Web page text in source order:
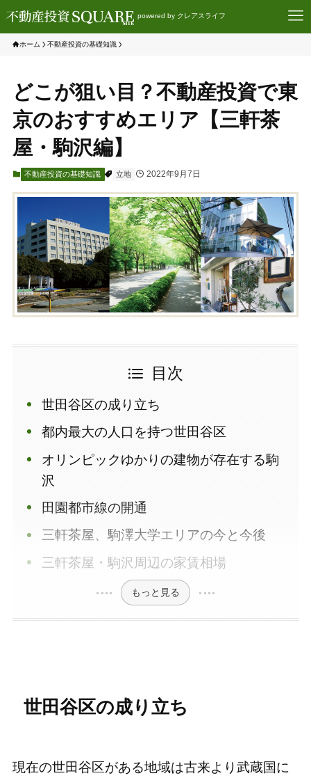
powered by クレアスライフ
ホーム 不動産投資の基礎知識
どこが狙い目？不動産投資で東
京のおすすめエリア【三軒茶
屋・駒沢編】
不動産投資の基礎知識 立地 2022年9月7日
目次
世田谷区の成り立ち
都内最大の人口を持つ世田谷区
オリンピックゆかりの建物が存在する駒
沢
田園都市線の開通
三軒茶屋、駒澤大学エリアの今と今後
三軒茶屋・駒沢周辺の家賃相場
もっと見る
世田谷区の成り立ち
現在の世田谷区がある地域は古来より武蔵国に